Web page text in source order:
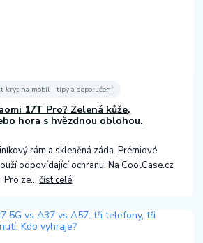
kryt na mobil - tipy a doporučení
17T Pro? Zelená kůže,
hora s hvězdnou oblohou.
rám a skleněná záda. Prémiové
odpovídající ochranu. Na CoolCase.cz
Pro ze...číst celé